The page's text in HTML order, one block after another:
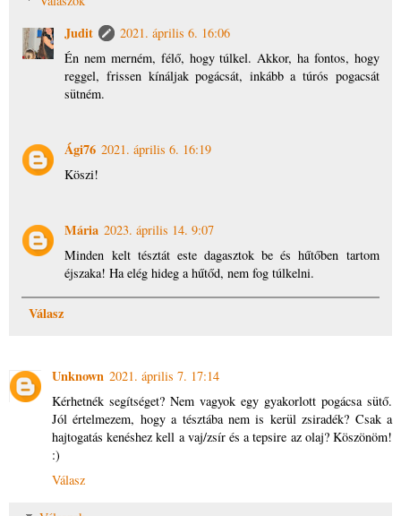
Judit
2021. április 6. 16:06
Én nem merném, félő, hogy túlkel. Akkor, ha fontos, hogy
reggel, frissen kínáljak pogácsát, inkább a túrós pogacsát
sütném.
Ági76 2021. április 6. 16:19
Köszi!
Mária 2023. április 14. 9:07
Minden kelt tésztát este dagasztok be és hűtőben tartom
éjszaka! Ha elég hideg a hűtőd, nem fog túlkelni.
Válasz
Unknown 2021. április 7. 17:14
Kérhetnék segítséget? Nem vagyok egy gyakorlott pogácsa sütő.
Jól értelmezem, hogy a tésztába nem is kerül zsiradék? Csak a
hajtogatás kenéshez kell a vaj/zsír és a tepsire az olaj? Köszönöm!
:)
Válasz